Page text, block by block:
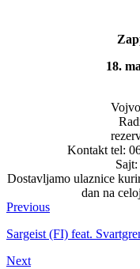
18.
Kontakt tel:
Sajt:
Dostavljamo ulaznice
dan na
Previous
Sargeist (FI) feat.
Next